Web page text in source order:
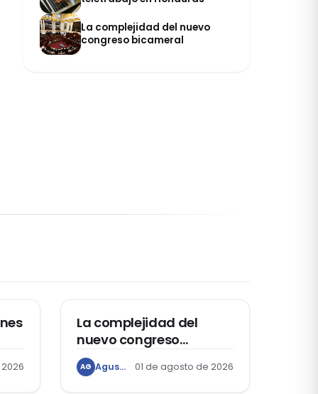
La complejidad del nuevo
congreso bicameral
La complejidad del
nuevo congreso
bicameral
AG Agustín Grández 01 de agosto de 2026